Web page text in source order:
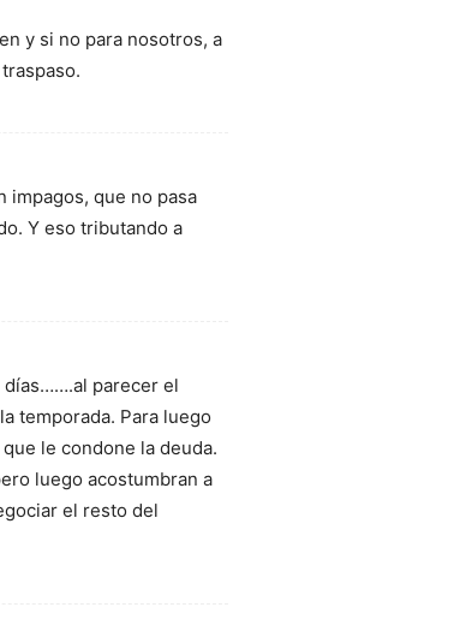
y si no para nosotros, a
impagos, que no pasa
Y eso tributando a
parecer el
temporada. Para luego
le condone la deuda.
luego acostumbran a
el resto del